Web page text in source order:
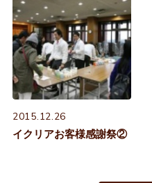
2015.12.26
イクリアお客様感謝祭②